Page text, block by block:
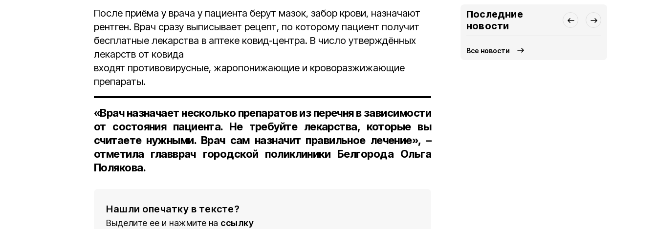
После приёма у врача у пациента берут мазок, забор крови, назначают
рентген. Врач сразу выписывает рецепт, по которому пациент получит
бесплатные лекарства в аптеке ковид-центра. В число утверждённых
лекарств от ковида
входят противовирусные, жаропонижающие и кроворазжижающие
препараты.
«Врач назначает несколько препаратов из перечня в зависимости
от состояния пациента. Не требуйте лекарства, которые вы
считаете нужными. Врач сам назначит правильное лечение», –
отметила главврач городской поликлиники Белгорода Ольга
Полякова.
Нашли опечатку в тексте?
Выделите ее и нажмите на ссылку
Последние
новости
Все новости